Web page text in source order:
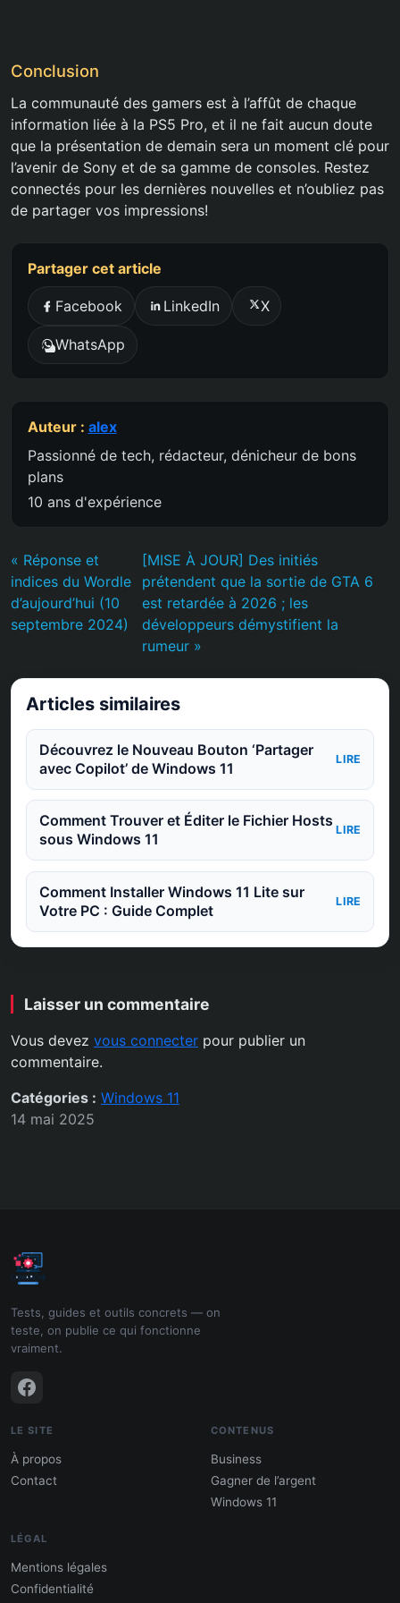
Conclusion
La communauté des gamers est à l’affût de chaque
information liée à la PS5 Pro, et il ne fait aucun doute
que la présentation de demain sera un moment clé pour
l’avenir de Sony et de sa gamme de consoles. Restez
connectés pour les dernières nouvelles et n’oubliez pas
de partager vos impressions!
Partager cet article
Facebook LinkedIn X
WhatsApp
Auteur : alex
Passionné de tech, rédacteur, dénicheur de bons
plans
10 ans d'expérience
« Réponse et
indices du Wordle
d’aujourd’hui (10
septembre 2024)
[MISE À JOUR] Des initiés
prétendent que la sortie de GTA 6
est retardée à 2026 ; les
développeurs démystifient la
rumeur »
Articles similaires
Découvrez le Nouveau Bouton ‘Partager
avec Copilot’ de Windows 11
LIRE
Comment Trouver et Éditer le Fichier Hosts
sous Windows 11
LIRE
Comment Installer Windows 11 Lite sur
Votre PC : Guide Complet
LIRE
Laisser un commentaire
Vous devez vous connecter pour publier un
commentaire.
Catégories : Windows 11
14 mai 2025
Tests, guides et outils concrets — on
teste, on publie ce qui fonctionne
vraiment.
LE SITE
À propos
Contact
CONTENUS
Business
Gagner de l’argent
Windows 11
LÉGAL
Mentions légales
Confidentialité